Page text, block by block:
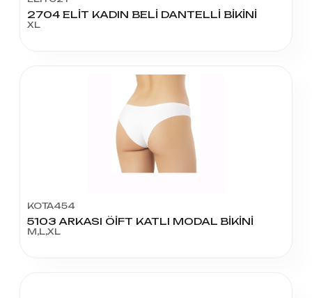
2704 ELİT KADIN BELİ DANTELLİ BİKİNİ
XL
KOTA454
5103 ARKASI ÖİFT KATLI MODAL BİKİNİ
M,L,XL